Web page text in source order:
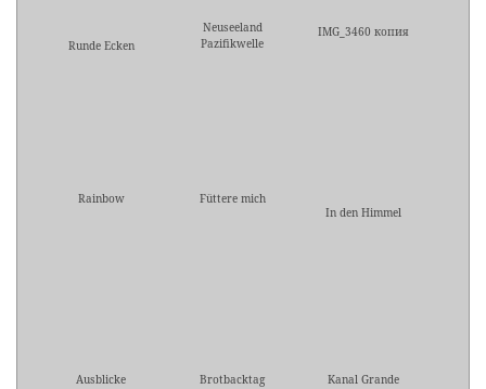
Runde Ecken
Neuseeland
Pazifikwelle
IMG_3460 копия
Rainbow
Füttere mich
In den Himmel
Ausblicke Brotbacktag Kanal Grande